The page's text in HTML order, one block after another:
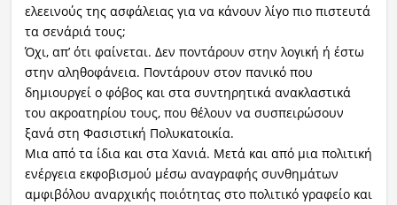
ελεεινούς της ασφάλειας για να κάνουν λίγο πιο πιστευτά
τα σενάριά τους;
Όχι, απ’ ότι φαίνεται. Δεν ποντάρουν στην λογική ή έστω
στην αληθοφάνεια. Ποντάρουν στον πανικό που
δημιουργεί ο φόβος και στα συντηρητικά ανακλαστικά
του ακροατηρίου τους, που θέλουν να συσπειρώσουν
ξανά στη Φασιστική Πολυκατοικία.
Μια από τα ίδια και στα Χανιά. Μετά και από μια πολιτική
ενέργεια εκφοβισμού μέσω αναγραφής συνθημάτων
αμφιβόλου αναρχικής ποιότητας στο πολιτικό γραφείο και